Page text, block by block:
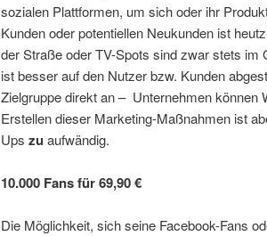
sozialen Plattformen, um sich oder ihr
Kunden oder potentiellen Neukunden ist
der Straße oder TV-Spots sind zwar stets
ist besser auf den Nutzer bzw. Kunden
Zielgruppe direkt an – Unternehmen können
Erstellen dieser Marketing-Maßnahmen ist
Ups zu aufwändig.
10.000 Fans für 69,90 €
Die Möglichkeit, sich seine Facebook-Fans